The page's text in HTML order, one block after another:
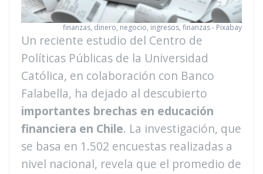
finanzas, dinero, negocio, ingresos, finanzas - Pixabay
Un reciente estudio del Centro de
Políticas Públicas de la Universidad
Católica, en colaboración con Banco
Falabella, ha dejado al descubierto
importantes brechas en educación
financiera en Chile. La investigación, que
se basa en 1.502 encuestas realizadas a
nivel nacional, revela que el promedio de